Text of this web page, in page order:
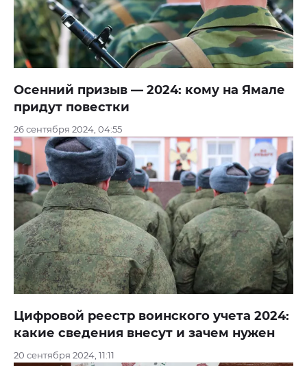
Осенний призыв — 2024: кому на Ямале
придут повестки
26 сентября 2024, 04:55
Цифровой реестр воинского учета 2024:
какие сведения внесут и зачем нужен
20 сентября 2024, 11:11